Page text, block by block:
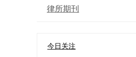
律所期刊
今日关注